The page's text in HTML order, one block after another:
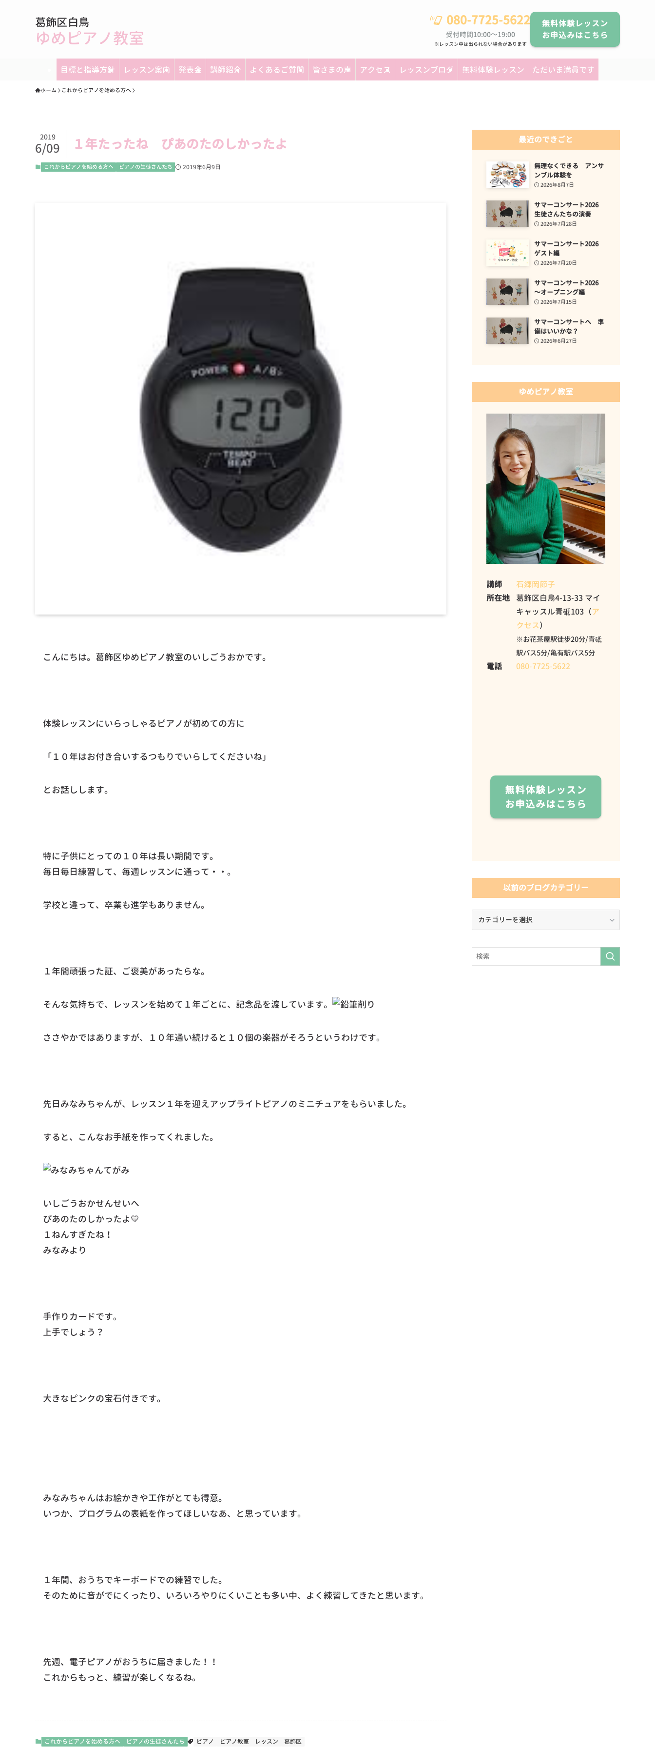
葛飾区白鳥
ゆめピアノ教室
080-7725-5622
受付時間10:00～19:00
※レッスン中は出られない場合があります
無料体験レッスン
お申込みはこちら
目標と指導方針 レッスン案内 発表会 講師紹介 よくあるご質問 皆さまの声 アクセス レッスンブログ 無料体験レッスン ただいま満員です
ホーム これからピアノを始める方へ
１年たったね ぴあのたのしかったよ
2019
6/09
これからピアノを始める方へ ピアノの生徒さんたち 2019年6月9日
こんにちは。葛飾区ゆめピアノ教室のいしごうおかです。
体験レッスンにいらっしゃるピアノが初めての方に
「１０年はお付き合いするつもりでいらしてくださいね」
とお話しします。
特に子供にとっての１０年は長い期間です。
毎日毎日練習して、毎週レッスンに通って・・。
学校と違って、卒業も進学もありません。
１年間頑張った証、ご褒美があったらな。
そんな気持ちで、レッスンを始めて１年ごとに、記念品を渡しています。
ささやかではありますが、１０年通い続けると１０個の楽器がそろうというわけです。
先日みなみちゃんが、レッスン１年を迎えアップライトピアノのミニチュアをもらいました。
すると、こんなお手紙を作ってくれました。
いしごうおかせんせいへ
ぴあのたのしかったよ💛
１ねんすぎたね！
みなみより
手作りカードです。
上手でしょう？
大きなピンクの宝石付きです。
みなみちゃんはお絵かきや工作がとても得意。
いつか、プログラムの表紙を作ってほしいなあ、と思っています。
１年間、おうちでキーボードでの練習でした。
そのために音がでにくったり、いろいろやりにくいことも多い中、よく練習してきたと思います。
先週、電子ピアノがおうちに届きました！！
これからもっと、練習が楽しくなるね。
これからピアノを始める方へ ピアノの生徒さんたち ピアノ ピアノ教室 レッスン 葛飾区
最近のできごと
無理なくできる アンサ
ンブル体験を
2026年8月7日
サマーコンサート2026
生徒さんたちの演奏
2026年7月28日
サマーコンサート2026
ゲスト編
2026年7月20日
サマーコンサート2026
～オープニング編
2026年7月15日
サマーコンサートへ 準
備はいいかな？
2026年6月27日
ゆめピアノ教室
講師
石郷岡節子
所在地
葛飾区白鳥4-13-33 マイ
キャッスル青砥103（ア
クセス）
※お花茶屋駅徒歩20分/青砥
駅バス5分/亀有駅バス5分
電話 080-7725-5622
無料体験レッスン
お申込みはこちら
以前のブログカテゴリー
ブ
ロ
グ